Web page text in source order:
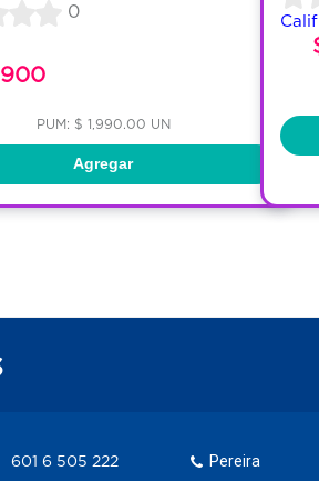
0
PUM: $ 1,990.00 UN
Agregar
601 6 505 222
Pereira